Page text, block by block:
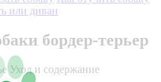
или диван
бордер-терьер
Уход и содержание